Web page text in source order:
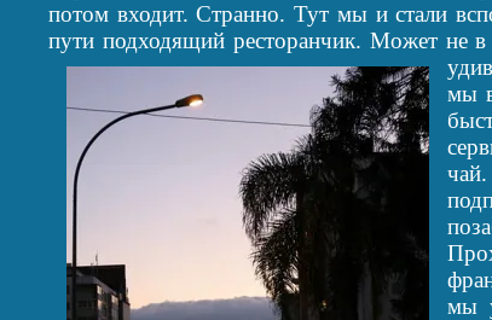
потом входит. Странно. Тут мы и стали
пути подходящий ресторанчик. Может не
мы
мы